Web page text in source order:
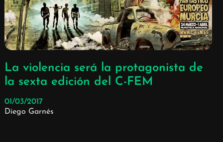
r
La violencia será la protagonista de
la sexta edición del C-FEM
01/03/2017
Diego Garnés